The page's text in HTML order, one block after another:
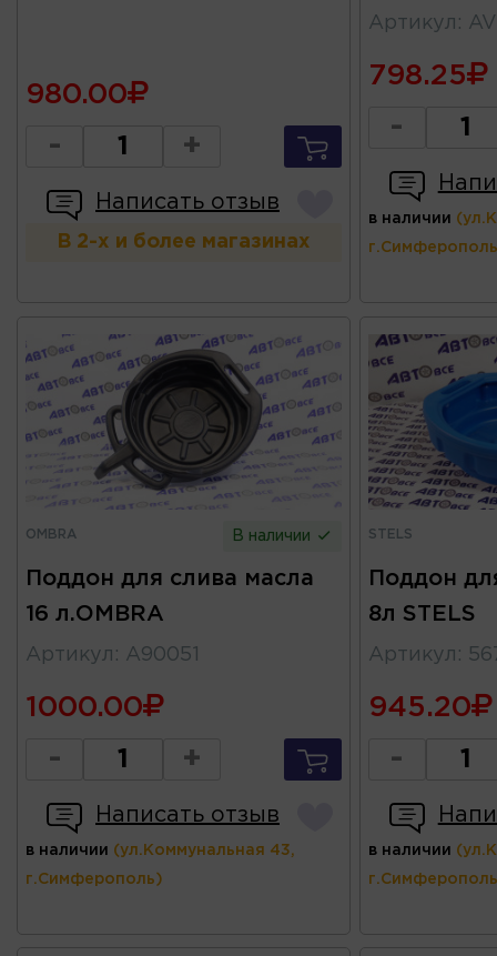
980.00
- +
Написать отзыв
В 2-х и более магазинах
Артикул :
798.25
-
в наличии
OMBRA В наличии
Поддон для слива масла
16 л.OMBRA
Артикул : A90051
1000.00
- +
Написать отзыв
в наличии (ул.Коммунальная 43,
г.Симферополь)
STELS
Поддон
8л STELS
Артикул :
945.20
-
в наличии